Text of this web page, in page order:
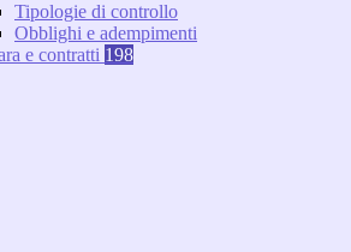
Tipologie di controllo
Obblighi e adempimenti
e contratti 198